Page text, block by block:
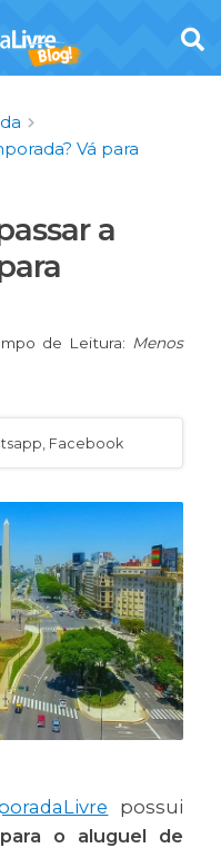
Vá para
a
de Leitura: Menos
Facebook
possui
o aluguel de